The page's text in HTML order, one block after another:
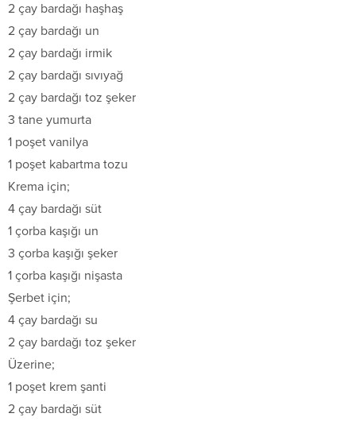
2 çay bardağı haşhaş
2 çay bardağı un
2 çay bardağı irmik
2 çay bardağı sıvıyağ
2 çay bardağı toz şeker
3 tane yumurta
1 poşet vanilya
1 poşet kabartma tozu
Krema için;
4 çay bardağı süt
1 çorba kaşığı un
3 çorba kaşığı şeker
1 çorba kaşığı nişasta
Şerbet için;
4 çay bardağı su
2 çay bardağı toz şeker
Üzerine;
1 poşet krem şanti
2 çay bardağı süt